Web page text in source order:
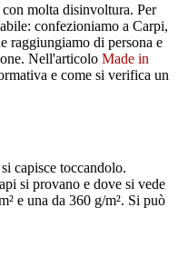
molta disinvoltura. Per
confezioniamo a Carpi,
raggiungiamo di persona e
Nell'articolo Made in
e come si verifica un
capisce toccandolo.
si provano e dove si vede
e una da 360 g/m². Si può